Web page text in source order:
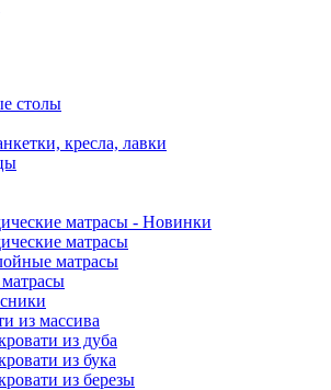
столы
кресла, лавки
матрасы - Новинки
матрасы
матрасы
из массива
из дуба
из бука
из березы